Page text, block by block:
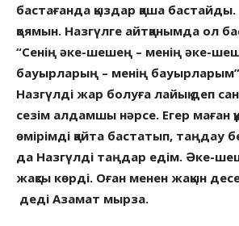
бастағанда қыздар қаша
қоямын. Назгүлге айтқанымда ол
“Сенің әке-шешең – менің әке-
бауырларың – менің
Назгүлді жар болуға лайық деп
сезім алдамшы нәрсе. Егер маған
өмірімді қайта бастатып, таңдау
да Назгүлді таңдар едім. Әке-
жақсы көрді. Оған менен жақын
деді Азамат мырза.